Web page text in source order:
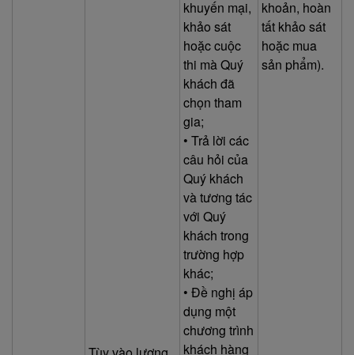
khuyến mại,
khảo sát
hoặc cuộc
thi mà Quý
khách đã
chọn tham
gia;
• Trả lời các
câu hỏi của
Quý khách
và tương tác
với Quý
khách trong
trường hợp
khác;
• Đề nghị áp
dụng một
chương trình
khách hàng
khoản, hoàn
tất khảo sát
hoặc mua
sản phẩm).